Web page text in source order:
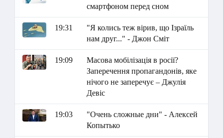
смартфоном перед сном
19:31
"Я колись теж вірив, що Ізраїль
нам друг..." - Джон Сміт
19:09
Масова мобілізація в росії?
Заперечення пропагандонів, яке
нічого не заперечує – Джулія
Девіс
19:03
"Очень сложные дни" - Алексей
Копытько